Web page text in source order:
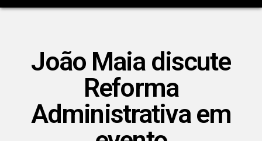
João Maia discute
Reforma
Administrativa em